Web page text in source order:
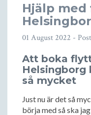
Hjälp
01 August 2022 -
Att boka
Helsingborg
så mycket
Just nu är det så
börja med så ska